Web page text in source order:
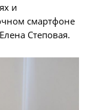
и
смартфоне
Степовая.